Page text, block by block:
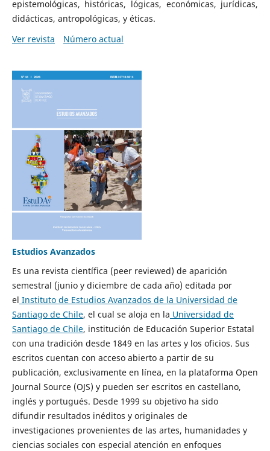
epistemológicas, históricas, lógicas, económicas, jurídicas,
didácticas, antropológicas, y éticas.
Ver revista
Número actual
Estudios Avanzados
Es una revista científica (peer reviewed) de aparición
semestral (junio y diciembre de cada año) editada por
el Instituto de Estudios Avanzados de la Universidad de
Santiago de Chile, el cual se aloja en la Universidad de
Santiago de Chile, institución de Educación Superior Estatal
con una tradición desde 1849 en las artes y los oficios. Sus
escritos cuentan con acceso abierto a partir de su
publicación, exclusivamente en línea, en la plataforma Open
Journal Source (OJS) y pueden ser escritos en castellano,
inglés y portugués. Desde 1999 su objetivo ha sido
difundir resultados inéditos y originales de
investigaciones provenientes de las artes, humanidades y
ciencias sociales con especial atención en enfoques